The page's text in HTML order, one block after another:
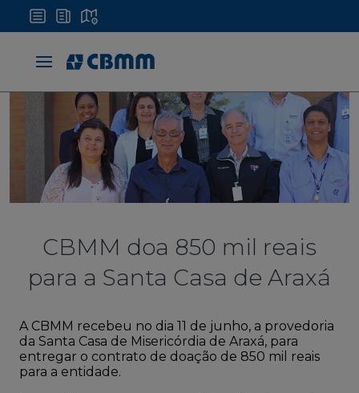
CBMM doa 850 mil reais
para a Santa Casa de Araxá
A CBMM recebeu no dia 11 de junho, a provedoria
da Santa Casa de Misericórdia de Araxá, para
entregar o contrato de doação de 850 mil reais
para a entidade.